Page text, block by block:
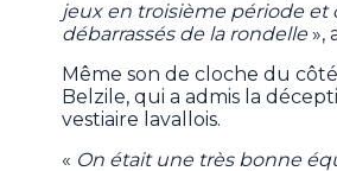
jeux en troisième période et
débarrassés de la rondelle»,
Même son de cloche du côté
Belzile, qui a admis la
vestiaire lavallois.
« On était une très bonne